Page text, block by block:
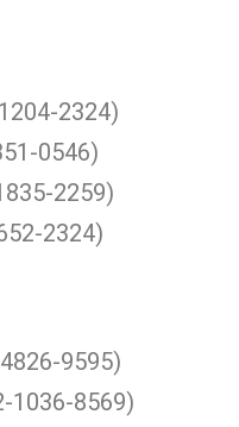
2324)
0546)
2259)
2324)
9595)
1036-8569)